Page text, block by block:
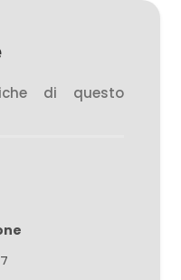
di questo